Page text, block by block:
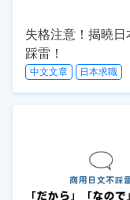
失格注意！揭曉
踩雷！
中文文章 日本求職